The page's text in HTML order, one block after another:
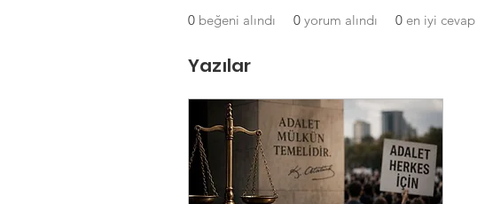
0 beğeni alındı 0 yorum alındı 0 en iyi cevap
Yazılar